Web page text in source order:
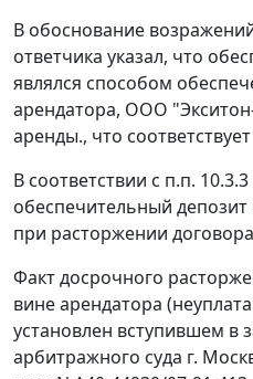
В обоснование
ответчика указал, что
являлся способом
арендатора, ООО
аренды., что соответствует
В соответствии с п.п.
обеспечительный
при расторжении
Факт досрочного
вине арендатора
установлен вступившем в
арбитражного суда г.